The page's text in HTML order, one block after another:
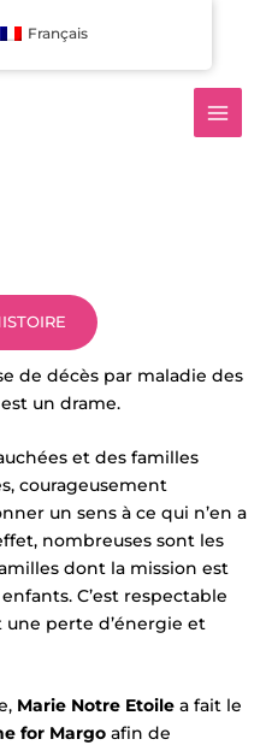
de décès par maladie des
un drame.
et des familles
courageusement
un sens à ce qui n’en a
nombreuses sont les
dont la mission est
C’est respectable
une perte d’énergie et
Marie Notre Etoile a fait le
for Margo afin de
Français